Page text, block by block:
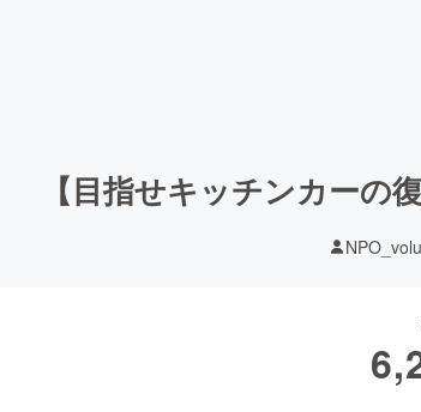
【目指せキッチンカーの